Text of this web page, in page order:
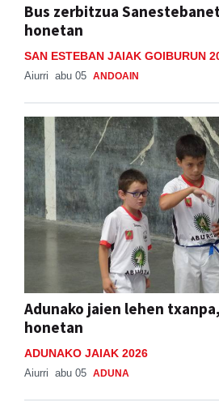
Bus zerbitzua
honetan
SAN ESTEBAN JAIAK GOIBURUN
Aiurri abu 05 ANDOAIN
Adunako jaien lehen
honetan
ADUNAKO JAIAK 2026
Aiurri abu 05 ADUNA